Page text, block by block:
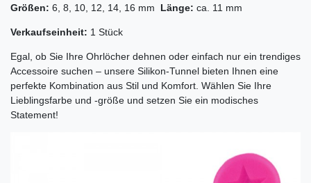
Größen: 6, 8, 10, 12, 14, 16 mm Länge: ca. 11 mm
Verkaufseinheit: 1 Stück
Egal, ob Sie Ihre Ohrlöcher dehnen oder einfach nur ein trendiges
Accessoire suchen – unsere Silikon-Tunnel bieten Ihnen eine
perfekte Kombination aus Stil und Komfort. Wählen Sie Ihre
Lieblingsfarbe und -größe und setzen Sie ein modisches
Statement!